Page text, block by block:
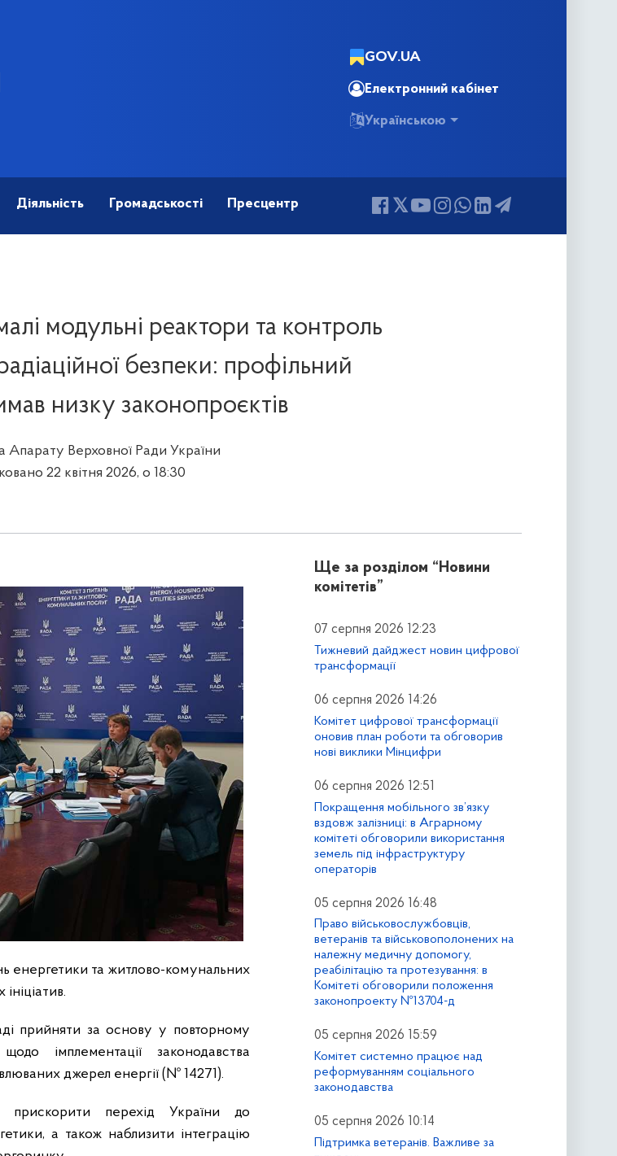
GOV.UA
Електронний кабінет
Українською
Діяльність Громадськості Пресцентр
модульні реактори та контроль
безпеки: профільний
низку законопроєктів
Апарату Верховної Ради України
22 квітня 2026, о 18:30
енергетики та житлово-комунальних
прийняти за основу у повторному
імплементації законодавства
джерел енергії (№ 14271).
прискорити перехід України до
а також наблизити інтеграцію
Ще за розділом “Новини
комітетів”
07 серпня 2026 12:23
Тижневий дайджест новин цифрової
трансформації
06 серпня 2026 14:26
Комітет цифрової трансформації
оновив план роботи та обговорив
нові виклики Мінцифри
06 серпня 2026 12:51
Покращення мобільного зв’язку
вздовж залізниці: в Аграрному
комітеті обговорили використання
земель під інфраструктуру
операторів
05 серпня 2026 16:48
Право військовослужбовців,
ветеранів та військовополонених на
належну медичну допомогу,
реабілітацію та протезування: в
Комітеті обговорили положення
законопроекту №13704-д
05 серпня 2026 15:59
Комітет системно працює над
реформуванням соціального
законодавства
05 серпня 2026 10:14
Підтримка ветеранів. Важливе за